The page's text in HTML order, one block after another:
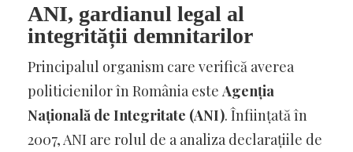
ANI, gardianul legal al
integrității demnitarilor
Principalul organism care verifică averea
politicienilor în România este Agenția
Națională de Integritate (ANI). Înființată în
2007, ANI are rolul de a analiza declarațiile de